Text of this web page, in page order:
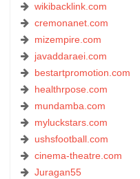
wikibacklink.com
cremonanet.com
mizempire.com
javaddaraei.com
bestartpromotion.com
healthrpose.com
mundamba.com
myluckstars.com
ushsfootball.com
cinema-theatre.com
Juragan55